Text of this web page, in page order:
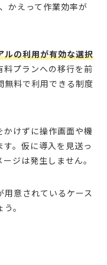
かえって作業効率が
ルの利用が有効な選択
料プランへの移行を前
無料で利用できる制度
かけずに操作画面や機
。仮に導入を見送っ
ジは発生しません。
意されているケース
。